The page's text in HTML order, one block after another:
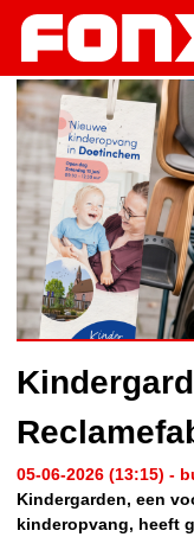
05-06-2026 (13:15) -
Kindergarden, een
kinderopvang, heeft